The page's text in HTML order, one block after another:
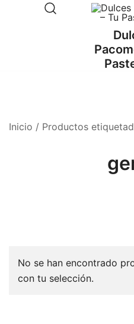
Inicio / Productos
No se han encontrado
con tu selección.